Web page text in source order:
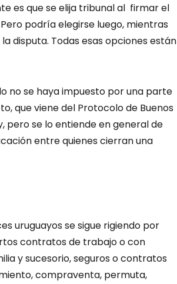
es que se elija tribunal al firmar el
podría elegirse luego, mientras
disputa. Todas esas opciones están
no se haya impuesto por una parte
que viene del Protocolo de Buenos
pero se lo entiende en general de
entre quienes cierran una
uruguayos se sigue rigiendo por
contratos de trabajo o con
y sucesorio, seguros o contratos
compraventa, permuta,